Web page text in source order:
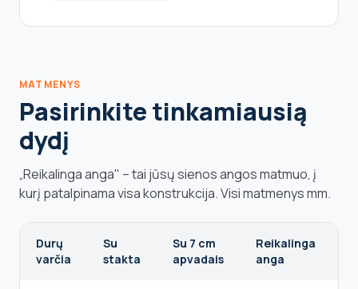
MATMENYS
Pasirinkite tinkamiausią
dydį
„Reikalinga anga" – tai jūsų sienos angos matmuo, į
kurį patalpinama visa konstrukcija. Visi matmenys mm.
Durų
varčia
Su
stakta
Su 7 cm
apvadais
Reikalinga
anga